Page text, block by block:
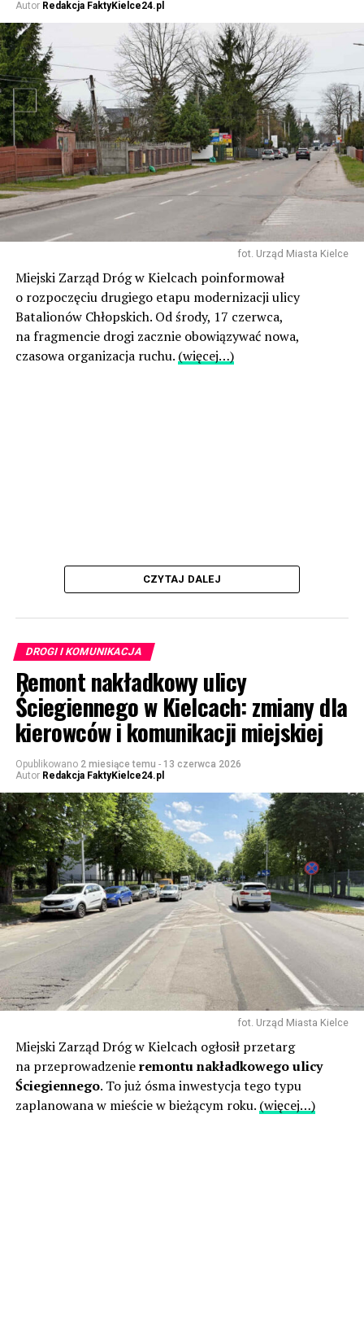
Autor Redakcja FaktyKielce24.pl
fot. Urząd Miasta Kielce
Miejski Zarząd Dróg w Kielcach poinformował
o rozpoczęciu drugiego etapu modernizacji ulicy
Batalionów Chłopskich. Od środy, 17 czerwca,
na fragmencie drogi zacznie obowiązywać nowa,
czasowa organizacja ruchu. (więcej…)
CZYTAJ DALEJ
DROGI I KOMUNIKACJA
Remont nakładkowy ulicy
Ściegiennego w Kielcach: zmiany dla
kierowców i komunikacji miejskiej
Opublikowano 2 miesiące temu - 13 czerwca 2026
Autor Redakcja FaktyKielce24.pl
fot. Urząd Miasta Kielce
Miejski Zarząd Dróg w Kielcach ogłosił przetarg
na przeprowadzenieremontu nakładkowego ulicy
Ściegiennego. To już ósma inwestycja tego typu
zaplanowana w mieście w bieżącym roku. (więcej…)